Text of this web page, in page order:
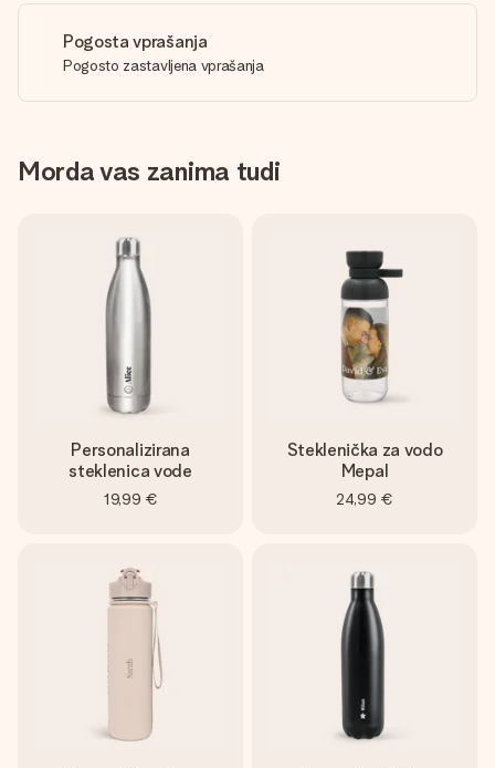
Pogosta vprašanja
Pogosto zastavljena vprašanja
Morda vas zanima tudi
Personalizirana
steklenica vode
19,99 €
Steklenička za vodo
Mepal
24,99 €